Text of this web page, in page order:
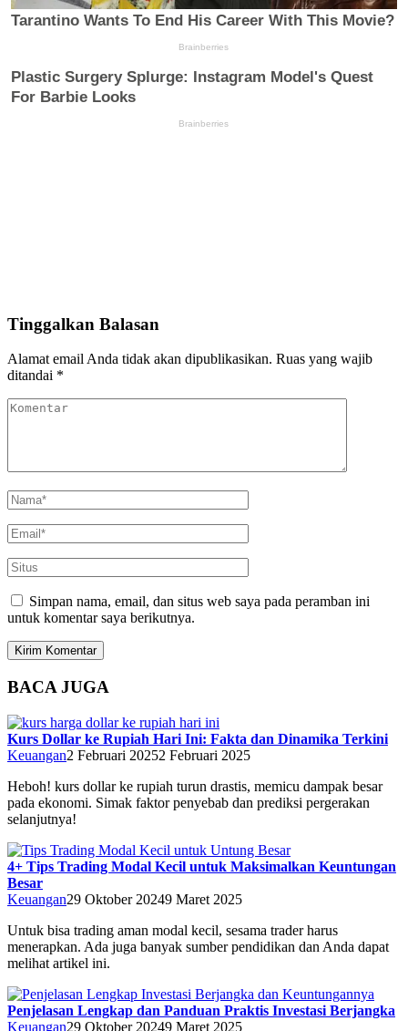
Tinggalkan Balasan
Alamat email Anda tidak akan dipublikasikan. Ruas yang wajib
ditandai *
Simpan nama, email, dan situs web saya pada peramban ini
untuk komentar saya berikutnya.
BACA JUGA
Kurs Dollar ke Rupiah Hari Ini: Fakta dan Dinamika Terkini
Keuangan2 Februari 20252 Februari 2025
Heboh! kurs dollar ke rupiah turun drastis, memicu dampak besar
pada ekonomi. Simak faktor penyebab dan prediksi pergerakan
selanjutnya!
4+ Tips Trading Modal Kecil untuk Maksimalkan Keuntungan
Besar
Keuangan29 Oktober 20249 Maret 2025
Untuk bisa trading aman modal kecil, sesama trader harus
menerapkan. Ada juga banyak sumber pendidikan dan Anda dapat
melihat artikel ini.
Penjelasan Lengkap dan Panduan Praktis Investasi Berjangka
Keuangan29 Oktober 20249 Maret 2025